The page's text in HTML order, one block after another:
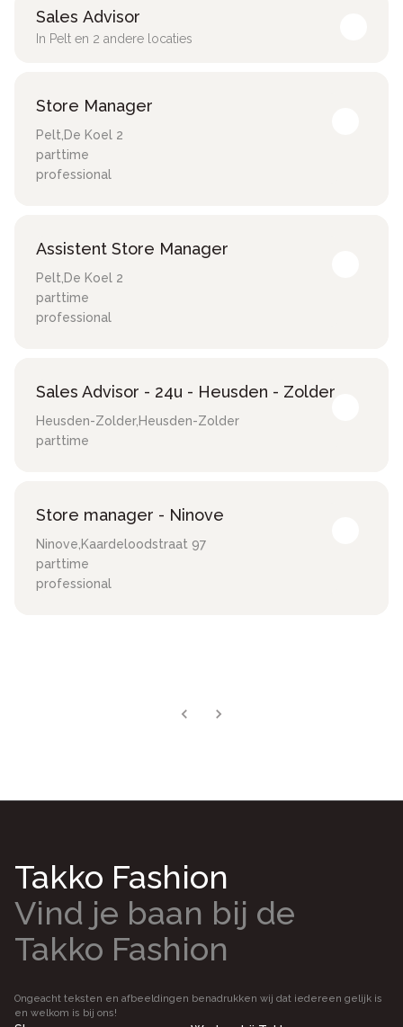
Sales Advisor
In Pelt en 2 andere locaties
Store Manager
Pelt,De Koel 2
parttime
professional
Assistent Store Manager
Pelt,De Koel 2
parttime
professional
Sales Advisor - 24u - Heusden - Zolder
Heusden-Zolder,Heusden-Zolder
parttime
Store manager - Ninove
Ninove,Kaardeloodstraat 97
parttime
professional
Takko Fashion
Vind je baan bij de
Takko Fashion
Ongeacht teksten en afbeeldingen benadrukken wij dat iedereen gelijk is
en welkom is bij ons!